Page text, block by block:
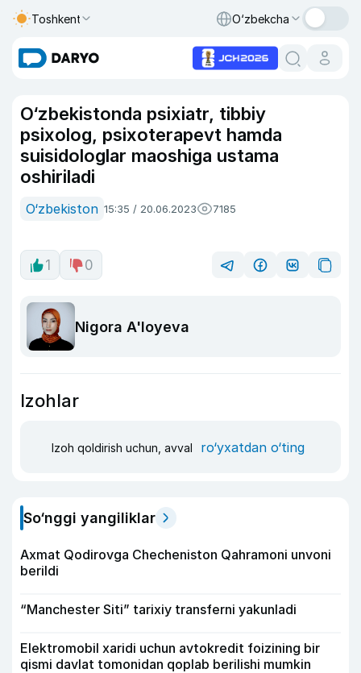
Toshkent O‘zbekcha
O‘zbekistonda psixiatr, tibbiy
psixolog, psixoterapevt hamda
suisidologlar maoshiga ustama
oshiriladi
O‘zbekiston 15:35 / 20.06.2023 7185
1 0
Nigora A'loyeva
Izohlar
Izoh qoldirish uchun, avval ro‘yxatdan o‘ting
So‘nggi yangiliklar
Axmat Qodirovga Checheniston Qahramoni unvoni
berildi
“Manchester Siti” tarixiy transferni yakunladi
Elektromobil xaridi uchun avtokredit foizining bir
qismi davlat tomonidan qoplab berilishi mumkin